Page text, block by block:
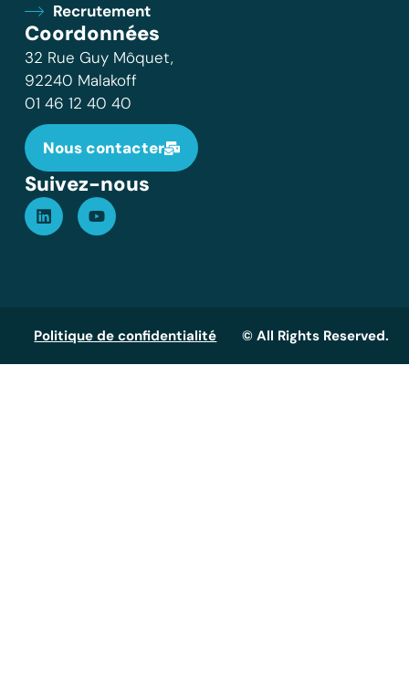
Recrutement
Coordonnées
32 Rue Guy Môquet,
92240 Malakoff
01 46 12 40 40
Nous contacter
Suivez-nous
Politique de confidentialité © All Rights Reserved.